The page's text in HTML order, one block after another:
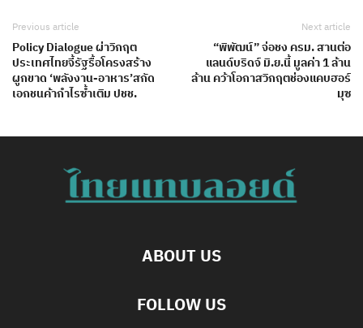
Previous article
Policy Dialogue ผ่าวิกฤต
ประเทศไทยจี้รัฐรื้อโครงสร้าง
ผูกขาด ‘พลังงาน-อาหาร’สกัด
เอกชนค้ากำไรซ้ำเติม ปชช.
Next article
“พิพัฒน์” จ่อชง ครม. สานต่อ
แลนด์บริดจ์ มิ.ย.นี้ มูลค่า 1 ล้าน
ล้าน คว้าโอกาสวิกฤตช่องแคบฮอร์
มุซ
ABOUT US
FOLLOW US